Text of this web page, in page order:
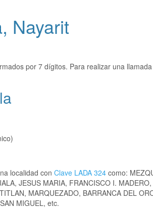
Nayarit
por 7 dígitos. Para realizar una
localidad con Clave LADA 324 como:
JESUS MARIA, FRANCISCO I.
MARQUEZADO, BARRANCA DEL
MIGUEL, etc.